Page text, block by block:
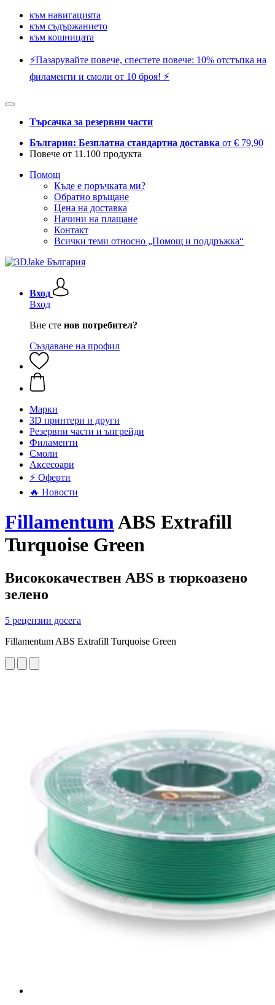
към навигацията
към съдържанието
към кошницата
⚡️Пазарувайте повече, спестете повече: 10% отстъпка на
филаменти и смоли от 10 броя! ⚡️
Търсачка за резервни части
България: Безплатна стандартна доставка от € 79,90
Повече от 11.100 продукта
Помощ
Къде е поръчката ми?
Обратно връщане
Цена на доставка
Начини на плащане
Контакт
Всички теми относно „Помощ и поддръжка“
Вход
Вход
Вие сте нов потребител?
Създаване на профил
Mарки
3D принтери и други
Резервни части и ъпгрейди
Филаменти
Смоли
Аксесоари
⚡ Оферти
🔥 Новости
FillamentumABS Extrafill
Turquoise Green
Висококачествен ABS в тюркоазено
зелено
5 рецензии досега
Fillamentum ABS Extrafill Turquoise Green